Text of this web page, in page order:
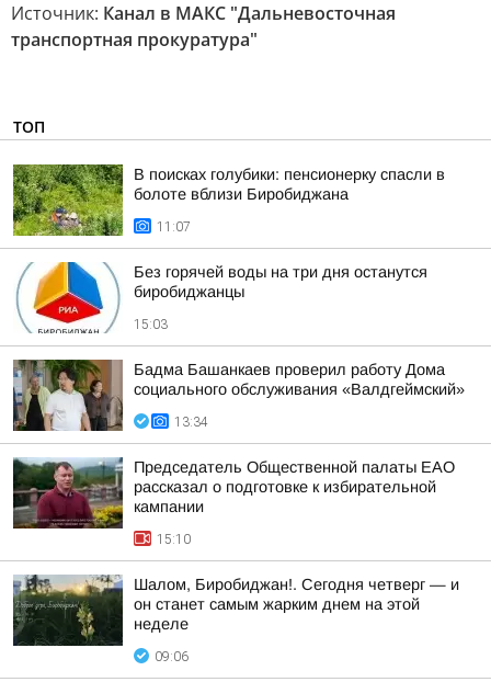
Источник: Канал в МАКС "Дальневосточная
транспортная прокуратура"
ТОП
В поисках голубики: пенсионерку спасли в
болоте вблизи Биробиджана
11:07
Без горячей воды на три дня останутся
биробиджанцы
15:03
Бадма Башанкаев проверил работу Дома
социального обслуживания «Валдгеймский»
13:34
Председатель Общественной палаты ЕАО
рассказал о подготовке к избирательной
кампании
15:10
Шалом, Биробиджан!. Сегодня четверг — и
он станет самым жарким днем на этой
неделе
09:06